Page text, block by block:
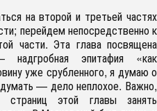
на второй и третьей частях
перейдем непосредственно к
части. Эта глава посвящена
эпитафия «как
уже срубленного, я думаю о
— дело неплохое. Важно,
этой главы занять